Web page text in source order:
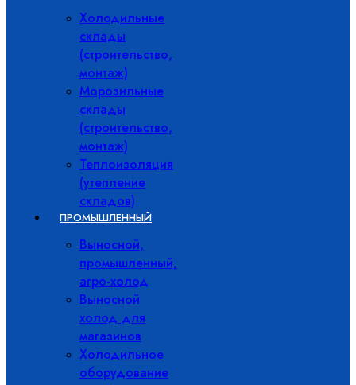
Холодильные
склады
(строительство,
монтаж)
Морозильные
склады
(строительство,
монтаж)
Теплоизоляция
(утепление
складов)
ПРОМЫШЛЕННЫЙ
Выносной,
промышленный,
агро-холод
Выносной
холод для
магазинов
Холодильное
оборудование